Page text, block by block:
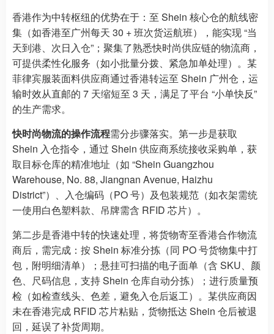
香港作为中转枢纽的优势在于：至 Shein 核心仓的航线密
集（如香港至广州每天 30 + 班次货运航班），能实现 “当
天到港、次日入仓”；聚集了熟悉快时尚供应链的物流商，
可提供柔性化服务（如小批量分拨、紧急加单处理）。某
菲律宾服装面料供应商通过香港转运至 Shein 广州仓，运
输时效从直邮的 7 天缩短至 3 天，满足了平台 “小单快反”
的生产需求。
快时尚物流的操作流程需分步骤落实。第一步是获取
Shein 入仓指令，通过 Shein 供应商系统接收采购单，获
取目标仓库的精准地址（如 “Shein Guangzhou
Warehouse, No. 88, Jiangnan Avenue, Haizhu
District”）、入仓编码（PO 号）及包装规范（如衣架需统
一使用白色塑料款、吊牌需含 RFID 芯片）。
第二步是香港中转的快速处理，将货物寄至香港合作物流
商后，需完成：按 Shein 标准分拣（同 PO 号货物集中打
包，附明细清单）；悬挂可扫描的电子面单（含 SKU、颜
色、尺码信息，支持 Shein 仓库自动分拣）；进行质量预
检（如检查线头、色差，避免入仓后返工）。某供应商因
未在香港完成 RFID 芯片粘贴，货物抵达 Shein 仓后被退
回，延误了补货周期。